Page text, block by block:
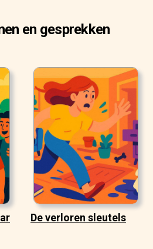
en gesprekken
De verloren sleutels